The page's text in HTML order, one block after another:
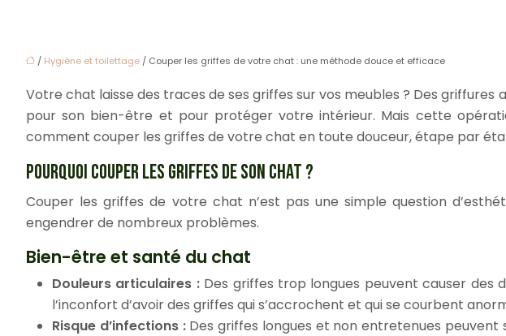
/ Hygiène et toilettage / Couper les griffes de votre chat : une méthode douce et efficace
Votre chat laisse des traces de ses griffes sur vos meubles ? Des
pour son bien-être et pour protéger votre intérieur. Mais cette
comment couper les griffes de votre chat en toute douceur, étape par
POURQUOI COUPER LES GRIFFES DE SON CHAT ?
Couper les griffes de votre chat n’est pas une simple question
engendrer de nombreux problèmes.
Bien-être et santé du chat
Douleurs articulaires : Des griffes trop longues peuvent causer des
l’inconfort d’avoir des griffes qui s’accrochent et qui se courbent
Risque d’infections : Des griffes longues et non entretenues peuvent